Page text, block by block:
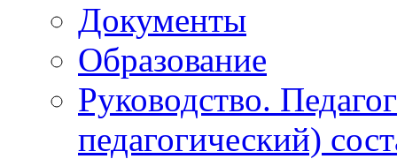
Документы
Образование
Руководство.
педагогический)